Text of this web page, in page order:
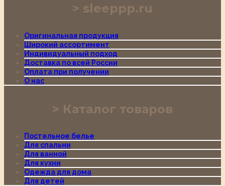
sleeppp.ru
Оригинальная продукция
Широкий ассортимент
Индивидуальный подход
Доставка по всей России
Оплата при получении
О нас
Каталог товаров
Постельное белье
Для спальни
Для ванной
Для кухни
Одежда для дома
Для детей